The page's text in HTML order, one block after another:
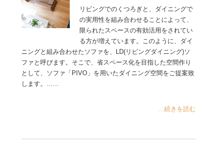
リビングでのくつろぎと、ダイニングで
の実用性を組み合わせることによって、
限られたスペースの有効活用をされてい
る方が増えています。このように、ダイ
ニングと組み合わせたソファを、LD(リビングダイニング)ソ
ファと呼びます。そこで、省スペース化を目指した空間作り
として、ソファ「PIVO」を用いたダイニング空間をご提案致
します。……
...続きを読む